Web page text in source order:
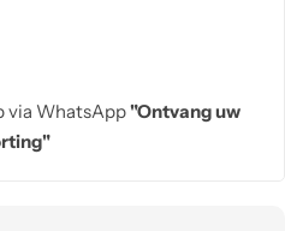
via WhatsApp"Ontvang uw